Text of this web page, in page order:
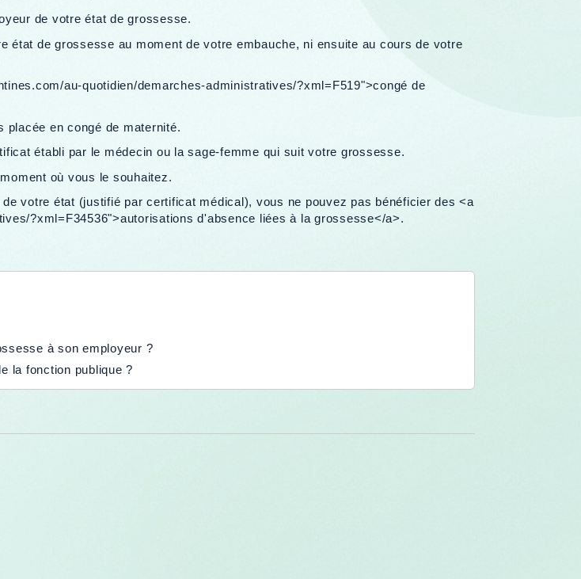
de votre état de grossesse.
de grossesse au moment de votre embauche, ni ensuite au cours de votre
au-quotidien/demarches-administratives/?xml=F519">congé de
placée en congé de maternité.
établi par le médecin ou la sage-femme qui suit votre grossesse.
où vous le souhaitez.
votre état (justifié par certificat médical), vous ne pouvez pas bénéficier des <a
?xml=F34536">autorisations d'absence liées à la grossesse</a>.
à son employeur ?
la fonction publique ?